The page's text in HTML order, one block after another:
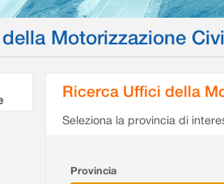
Motorizzazione
Ricerca Uffici della
Seleziona la provincia di
Provincia